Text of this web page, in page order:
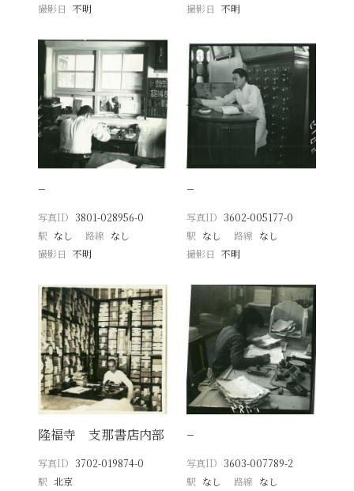
撮影日
不明
撮影日 不明
−
写真ID 3801-028956-0
駅 なし 路線 なし
撮影日
不明
−
写真ID 3602-005177-0
駅 なし 路線 なし
撮影日 不明
隆福寺 支那書店内部
写真ID 3702-019874-0
駅 北京
−
写真ID 3603-007789-2
駅 なし 路線 なし